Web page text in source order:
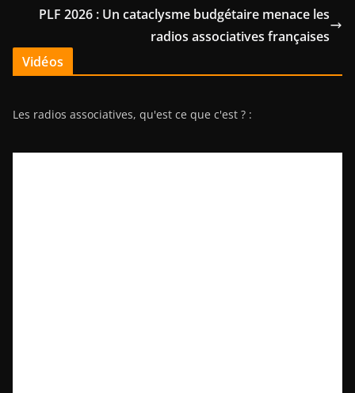
PLF 2026 : Un cataclysme budgétaire menace les
radios associatives françaises
Vidéos
Les radios associatives, qu'est ce que c'est ? :